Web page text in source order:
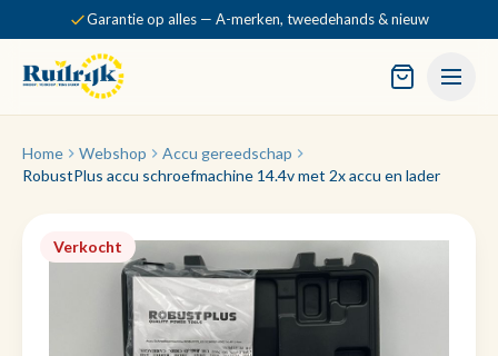
Garantie op alles — A-merken, tweedehands & nieuw
Home Webshop
Accu gereedschap
RobustPlus accu schroefmachine 14.4v met 2x accu en lader
Verkocht